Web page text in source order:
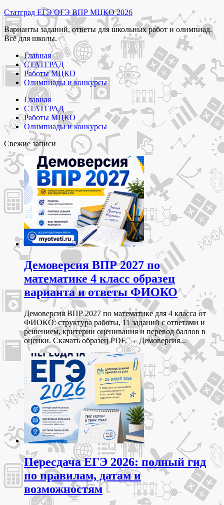
Перейти
к
содержимому
Статград ЕГЭ ОГЭ ВПР МЦКО 2026
Варианты заданий, ответы для школьных работ и олимпиад.
Всё для школы.
Главная
СТАТГРАД
Работы МЦКО
Олимпиады и конкурсы
Главная
СТАТГРАД
Работы МЦКО
Олимпиады и конкурсы
Свежие записи
Демоверсия ВПР 2027 по
математике 4 класс образец
варианта и ответы ФИОКО
Демоверсия ВПР 2027 по математике для 4 класса от
ФИОКО: структура работы, 11 заданий с ответами и
решением, критерии оценивания и перевод баллов в
оценки. Скачать образец PDF. → Демоверсия...
Пересдача ЕГЭ 2026: полный гид
по правилам, датам и
возможностям